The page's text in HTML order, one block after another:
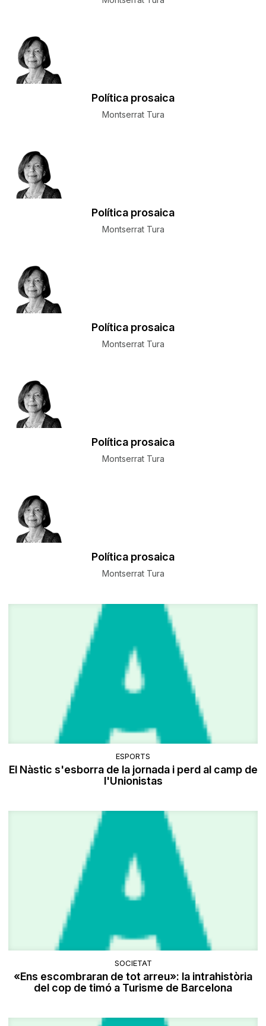
Política prosaica
Montserrat Tura
Política prosaica
Montserrat Tura
Política prosaica
Montserrat Tura
Política prosaica
Montserrat Tura
Política prosaica
Montserrat Tura
ESPORTS
El Nàstic s'esborra de la jornada i perd al camp de
l'Unionistas
SOCIETAT
«Ens escombraran de tot arreu»: la intrahistòria
del cop de timó a Turisme de Barcelona